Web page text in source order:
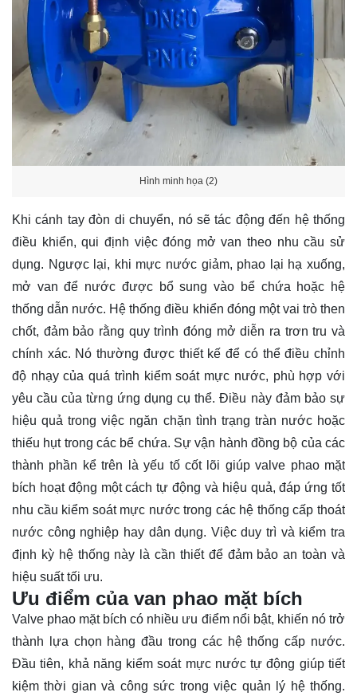
Hình minh họa (2)
Khi cánh tay đòn di chuyển, nó sẽ tác động đến hệ thống
điều khiển, qui định việc đóng mở van theo nhu cầu sử
dụng. Ngược lại, khi mực nước giảm, phao lại hạ xuống,
mở van để nước được bổ sung vào bể chứa hoặc hệ
thống dẫn nước. Hệ thống điều khiển đóng một vai trò then
chốt, đảm bảo rằng quy trình đóng mở diễn ra trơn tru và
chính xác. Nó thường được thiết kế để có thể điều chỉnh
độ nhạy của quá trình kiểm soát mực nước, phù hợp với
yêu cầu của từng ứng dụng cụ thể. Điều này đảm bảo sự
hiệu quả trong việc ngăn chặn tình trạng tràn nước hoặc
thiếu hụt trong các bể chứa. Sự vận hành đồng bộ của các
thành phần kể trên là yếu tố cốt lõi giúp valve phao mặt
bích hoạt động một cách tự động và hiệu quả, đáp ứng tốt
nhu cầu kiểm soát mực nước trong các hệ thống cấp thoát
nước công nghiệp hay dân dụng. Việc duy trì và kiểm tra
định kỳ hệ thống này là cần thiết để đảm bảo an toàn và
hiệu suất tối ưu.
Ưu điểm của van phao mặt bích
Valve phao mặt bích có nhiều ưu điểm nổi bật, khiến nó trở
thành lựa chọn hàng đầu trong các hệ thống cấp nước.
Đầu tiên, khả năng kiểm soát mực nước tự động giúp tiết
kiệm thời gian và công sức trong việc quản lý hệ thống.